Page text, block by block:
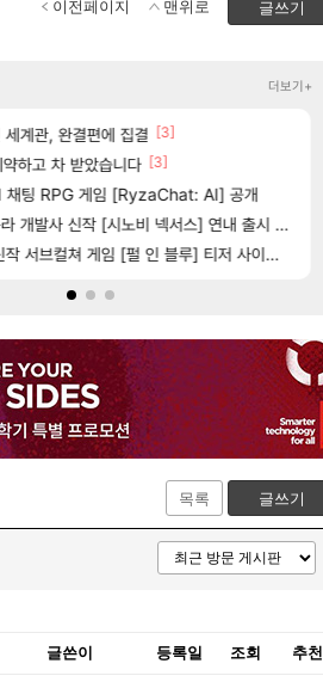
글쓰기
이전페이지 맨위로
내려 버린 디시인 [6]
고 간다 [14]
필수로 알아야 할 것 [116]
효율이 좋은 상향된 아제나 ㄷㄷ [102]
후기 [83]
더보기+
계관, 완결편에 집결
[3]
하고 차 받았습니다 [3]
채팅 RPG 게임 [RyzaChat: AI] 공개
개발사 신작 [시노비 넥서스] 연내 출시 예정
서브컬쳐 게임 [펄 인 블루] 티저 사이트 오픈
목록 글쓰기
글쓴이 등록일 조회 추천